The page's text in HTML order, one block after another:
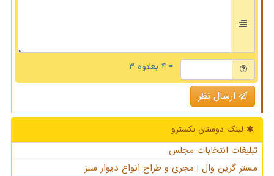
= ۴ بعلاوه ۳
ارسال نظر
لینک دوستان نكسترو
تبلیغات انتخابات مجلس
مستر گرین وال | مجری و طراح انواع دیوار سبز